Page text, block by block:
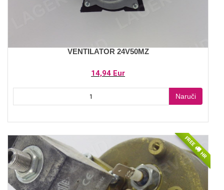
VENTILATOR 24V50MZ
14,94 Eur
Naruči
FREE
HR